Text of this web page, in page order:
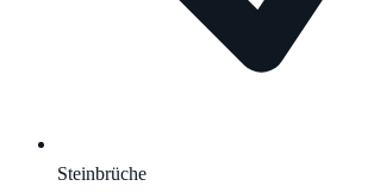
Steinbrüche